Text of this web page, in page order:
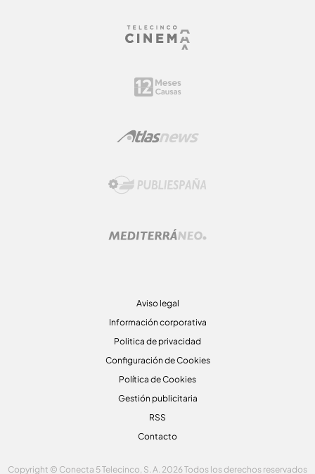
Aviso legal
Información corporativa
Politica de privacidad
Configuración de Cookies
Política de Cookies
Gestión publicitaria
RSS
Contacto
Copyright © Conecta 5 Telecinco, S. A. 2026 Todos los derechos reservados